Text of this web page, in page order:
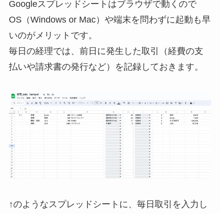
Googleスプレッドシートはブラウザで動くので
OS（Windows or Mac）や端末を問わずに起動も早
いのがメリットです。
毎日の経理では、前日に発生した取引（経費の支
払いや請求書の発行など）を記録しておきます。
↑のようなスプレッドシートに、毎日取引を入力し